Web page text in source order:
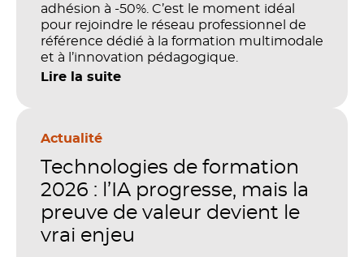
adhésion à -50%. C’est le moment idéal
pour rejoindre le réseau professionnel de
référence dédié à la formation multimodale
et à l’innovation pédagogique.
Lire la suite
Actualité
Technologies de formation
2026 : l’IA progresse, mais la
preuve de valeur devient le
vrai enjeu